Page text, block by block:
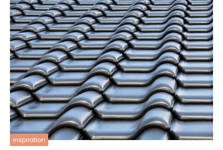
inspiration